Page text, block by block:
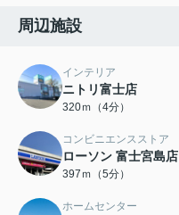
周辺施設
インテリア
ニトリ富士店
320ｍ（4分）
コンビニエンスストア
ローソン 富士宮島店
397ｍ（5分）
ホームセンター